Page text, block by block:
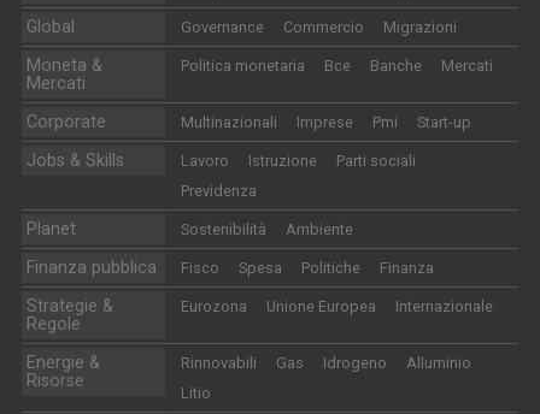
Global Governance Commercio Migrazioni
Moneta &
Mercati
Politica monetaria Bce Banche Mercati
Corporate Multinazionali Imprese Pmi Start-up
Jobs & Skills Lavoro Istruzione
Parti sociali
Previdenza
Planet Sostenibilità Ambiente
Finanza pubblica Fisco Spesa Politiche Finanza
Strategie &
Regole
Eurozona Unione Europea Internazionale
Energie &
Risorse
Rinnovabili Gas Idrogeno
Alluminio
Litio